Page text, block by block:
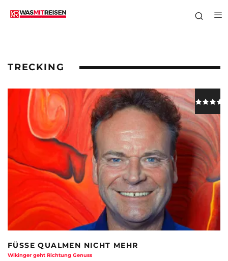
TRECKING
FÜSSE QUALMEN NICHT MEHR
Wikinger geht Richtung Genuss